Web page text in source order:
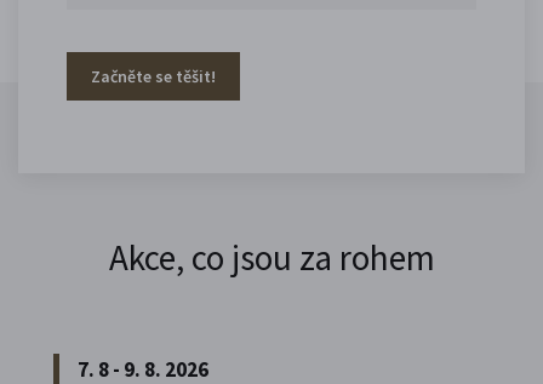
Začněte se těšit!
Akce, co jsou za rohem
7. 8 - 9. 8. 2026